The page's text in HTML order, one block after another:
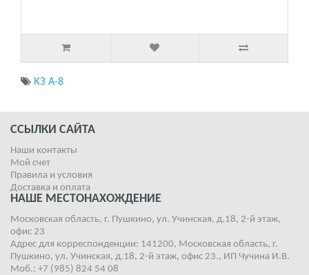
КЗ А-8
ССЫЛКИ САЙТА
Наши контакты
Мой счет
Правила и условия
Доставка и оплата
НАШЕ МЕСТОНАХОЖДЕНИЕ
Московская область, г. Пушкино, ул. Учинская, д.18, 2-й этаж,
офис 23
Адрес для корреспонденции: 141200, Московская область, г.
Пушкино, ул. Учинская, д.18, 2-й этаж, офис 23., ИП Чучина И.В.
Моб.: +7 (985) 824 54 08